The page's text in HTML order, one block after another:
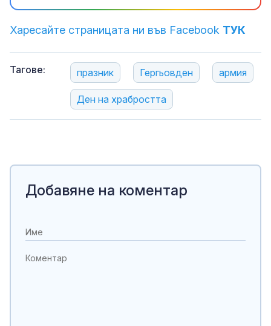
Харесайте страницата ни във Facebook ТУК
Тагове: празник Гергьовден армия
Ден на храбростта
Добавяне на коментар